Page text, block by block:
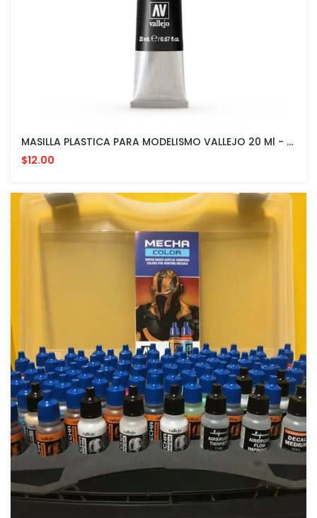
MASILLA PLASTICA PARA MODELISMO VALLEJO 20 Ml - WHITE PUTTY
$12.00